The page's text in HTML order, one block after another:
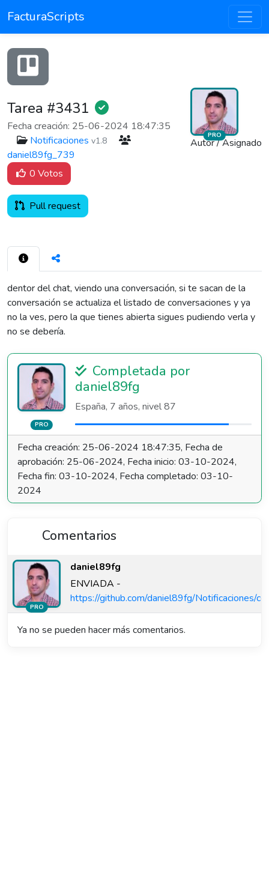
FacturaScripts
Tarea #3431
Fecha creación: 25-06-2024 18:47:35
Notificaciones v1.8
daniel89fg_739
PRO
Autor / Asignado
0 Votos
Pull request
dentor del chat, viendo una conversación, si te sacan de la
conversación se actualiza el listado de conversaciones y ya
no la ves, pero la que tienes abierta sigues pudiendo verla y
no se debería.
PRO
Completada por
daniel89fg
España, 7 años, nivel 87
Fecha creación: 25-06-2024 18:47:35, Fecha de
aprobación: 25-06-2024, Fecha inicio: 03-10-2024,
Fecha fin: 03-10-2024, Fecha completado: 03-10-
2024
Comentarios
PRO
daniel89fg
ENVIADA -
https://github.com/daniel89fg/
Ya no se pueden hacer más comentarios.